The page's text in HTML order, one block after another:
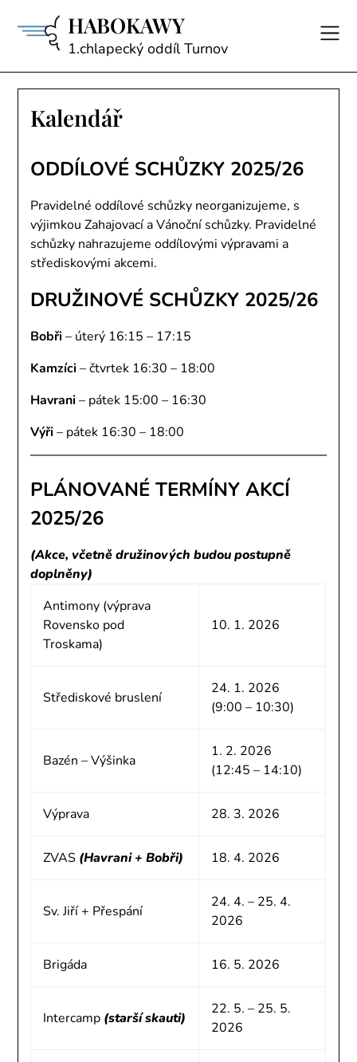
HABOKAWY
1.chlapecký oddíl Turnov
Kalendář
ODDÍLOVÉ SCHŮZKY 2025/26
Pravidelné oddílové schůzky neorganizujeme, s
výjimkou Zahajovací a Vánoční schůzky. Pravidelné
schůzky nahrazujeme oddílovými výpravami a
střediskovými akcemi.
DRUŽINOVÉ SCHŮZKY 2025/26
Bobři– úterý 16:15 – 17:15
Kamzíci– čtvrtek 16:30 – 18:00
Havrani– pátek 15:00 – 16:30
Výři– pátek 16:30 – 18:00
PLÁNOVANÉ TERMÍNY AKCÍ
2025/26
(Akce, včetně družinových budou postupně
doplněny)
Antimony (výprava
Rovensko pod
Troskama)
10. 1. 2026
Střediskové bruslení
24. 1. 2026
(9:00 – 10:30)
Bazén – Výšinka
1. 2. 2026
(12:45 – 14:10)
Výprava 28. 3. 2026
ZVAS (Havrani + Bobři) 18. 4. 2026
Sv. Jiří + Přespání
24. 4. – 25. 4.
2026
Brigáda 16. 5. 2026
Intercamp (starší skauti)
22. 5. – 25. 5.
2026